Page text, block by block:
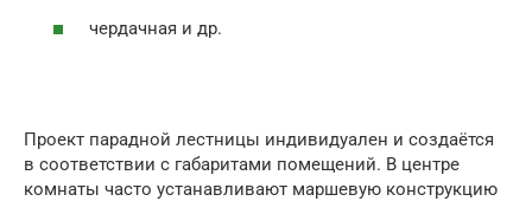
чердачная и др.
Проект парадной лестницы индивидуален и создаётся
в соответствии с габаритами помещений. В центре
комнаты часто устанавливают маршевую конструкцию